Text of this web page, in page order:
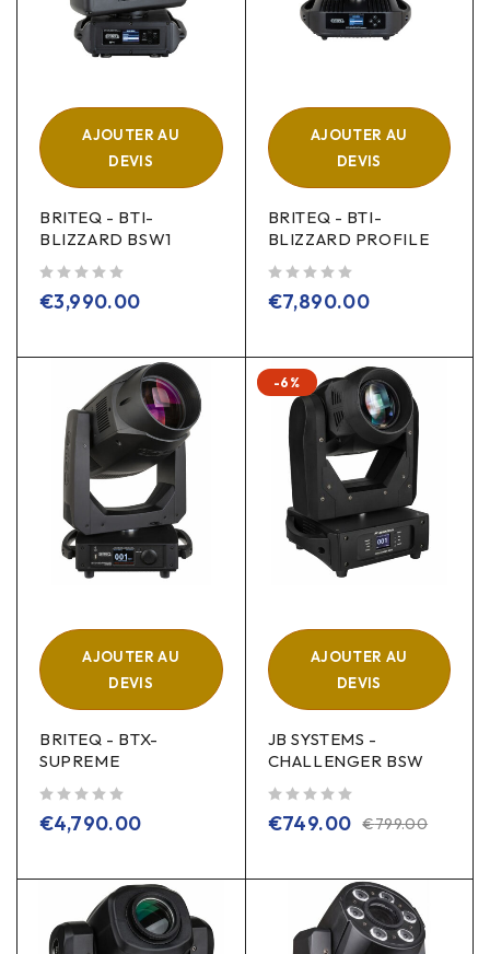
AJOUTER AU
DEVIS
BRITEQ - BTI-
BLIZZARD BSW1
€3,990.00
AJOUTER AU
DEVIS
BRITEQ - BTI-
BLIZZARD PROFILE
€7,890.00
AJOUTER AU
DEVIS
BRITEQ - BTX-
SUPREME
€4,790.00
-6%
AJOUTER AU
DEVIS
JB SYSTEMS -
CHALLENGER BSW
€799.00
€749.00